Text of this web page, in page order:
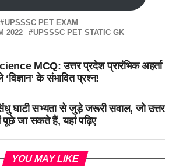
UPSSSC PET EXAM
2022
UPSSSC PET STATIC GK
MCQ: उत्तर प्रदेश प्रारंभिक अहर्ता
‘विज्ञान’ के संभावित प्रश्न!
घाटी सभ्यता से जुड़े जरूरी सवाल, जो उत्तर
पूछे जा सकते हैं, यहां पढ़िए
YOU MAY LIKE